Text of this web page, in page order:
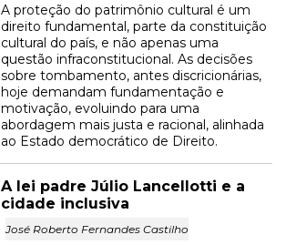
A proteção do patrimônio cultural é um
direito fundamental, parte da constituição
cultural do país, e não apenas uma
questão infraconstitucional. As decisões
sobre tombamento, antes discricionárias,
hoje demandam fundamentação e
motivação, evoluindo para uma
abordagem mais justa e racional, alinhada
ao Estado democrático de Direito.
A lei padre Júlio Lancellotti e a
cidade inclusiva
José Roberto Fernandes Castilho